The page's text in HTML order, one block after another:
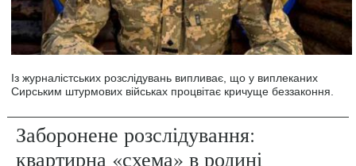
Із журналістських розслідувань випливає, що у виплеканих
Сирським штурмових військах процвітає кричуще беззаконня.
Заборонене розслідування:
квартирна «схема» в родині